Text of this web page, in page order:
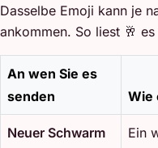
Dasselbe Emoji kann je
ankommen. So liest 🥂
An wen Sie es
senden
Wie
Neuer Schwarm Ein